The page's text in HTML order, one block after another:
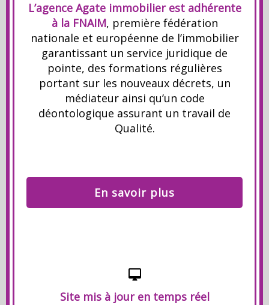
L’agence Agate immobilier est adhérente
à la FNAIM, première fédération
nationale et européenne de l’immobilier
garantissant un service juridique de
pointe, des formations régulières
portant sur les nouveaux décrets, un
médiateur ainsi qu’un code
déontologique assurant un travail de
Qualité.
En savoir plus
Site mis à jour en temps réel